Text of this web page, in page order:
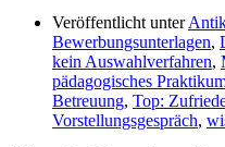
Veröffentlicht unter
Bewerbungsunterlagen,
kein Auswahlverfahren,
pädagogisches
Betreuung, Top:
Vorstellungsgespräch,